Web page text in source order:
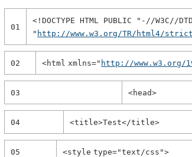
01
<!DOCTYPE HTML PUBLIC "-//W3C//
" http://www.w3.org/TR/html4/
02 <html xmlns=" http://www.w3.org/
03 <head>
04 <title>Test</title>
05 <style type="text/css">